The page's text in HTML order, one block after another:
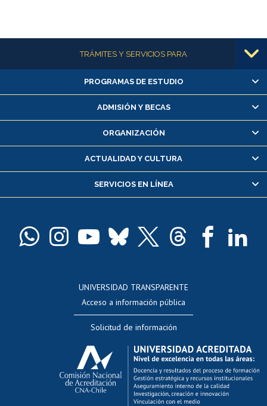
Más informaciónTRÁMITES Y SERVICIOS PARA
Alumnas/os y exalumnas/os
Matrícula en línea
Inscripción y cambio de asignaturas
Consulta y certificado de notas
Servicio médico y dental
Pago de arancel y crédito alumnos
Docentes
Evaluación docente
Calificación académica
Postulación al AUCAI
Funcionarias/os
Cursos internos de capacitación
PROGRAMAS DE ESTUDIO
ADMISIÓN Y BECAS
ORGANIZACIÓN
ACTUALIDAD Y CULTURA
SERVICIOS EN LÍNEA
UNIVERSIDAD TRANSPARENTE
Acceso a información pública
Solicitud de información